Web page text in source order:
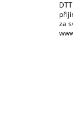
za